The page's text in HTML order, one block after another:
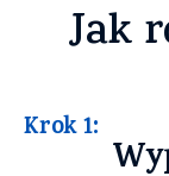
Jak
Krok 1: